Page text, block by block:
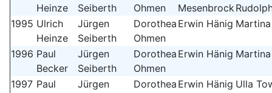
Heinze
Seiberth
Ohmen
Mesenbrock
1995 Ulrich
Heinze
Jürgen
Seiberth
Dorothea
Ohmen
Erwin Hänig
1996 Paul
Becker
Jürgen
Seiberth
Dorothea
Ohmen
Erwin Hänig
1997 Paul
Jürgen
Dorothea Erwin Hänig Ulla